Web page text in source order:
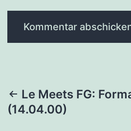
Le Meets FG:
(14.04.00)